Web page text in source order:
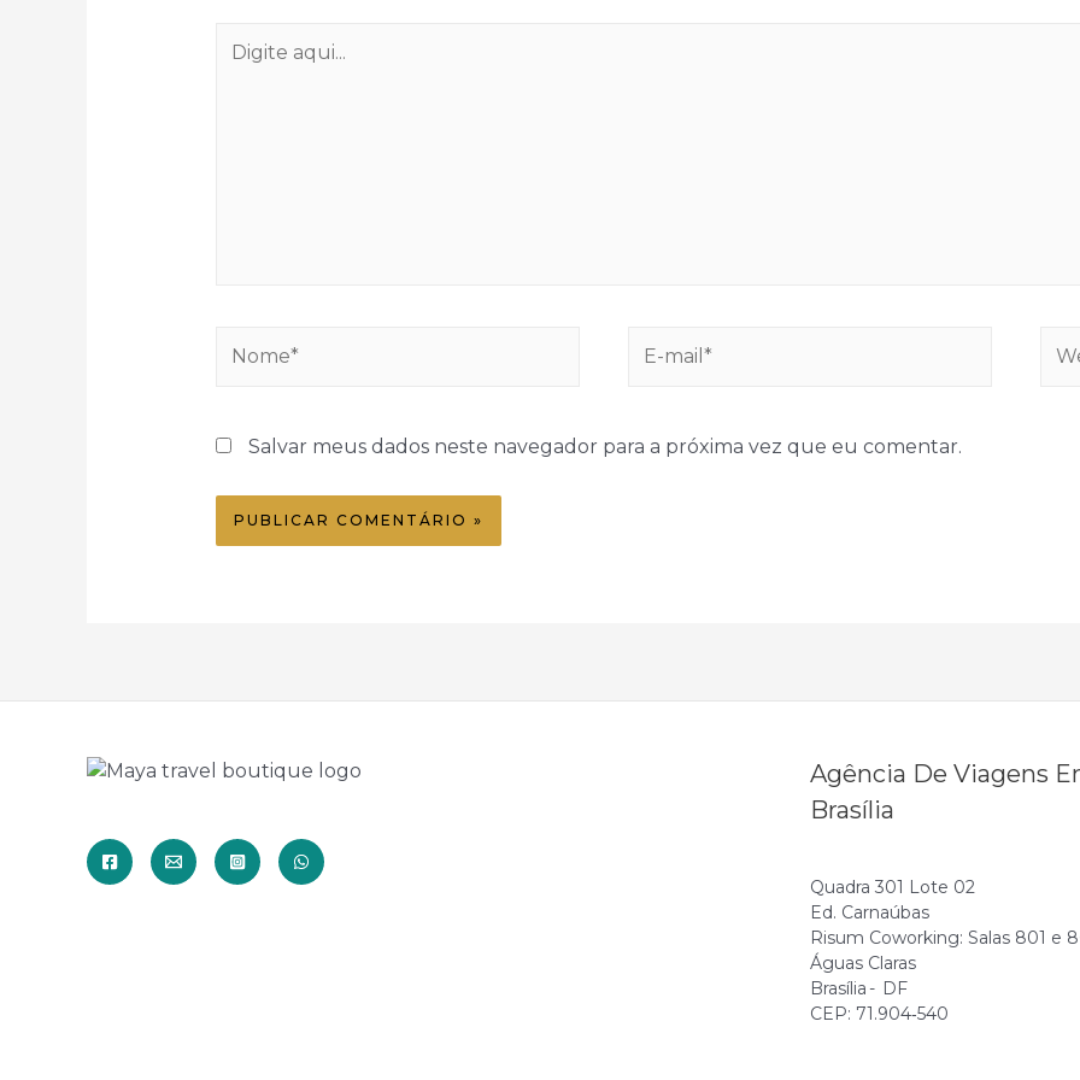
aqui...
mail*
Salvar meus dados neste navegador para a próxima vez que eu comentar.
Agência De Viagens
Brasília
Quadra 301 Lote 02
Ed. Carnaúbas
Risum Coworking: Salas 801 e
Águas Claras
Brasília - DF
CEP: 71.904‑540